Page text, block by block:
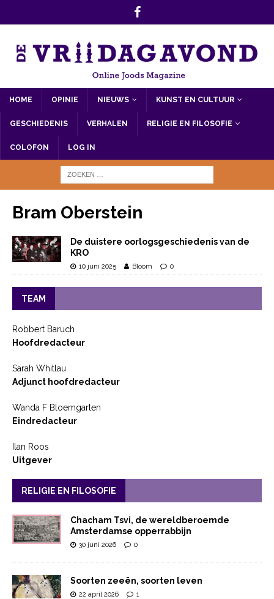
HOME OPINIE NIEUWS KUNST EN CULTUUR
GESCHIEDENIS VERHALEN RELIGIE EN FILOSOFIE
COLOFON LOG IN
Bram Oberstein
De duistere oorlogsgeschiedenis van de
KRO
10 juni 2025 Bloom 0
TEAM
Robbert Baruch
Hoofdredacteur
Sarah Whitlau
Adjunct hoofdredacteur
Wanda F Bloemgarten
Eindredacteur
Ilan Roos
Uitgever
RELIGIE EN FILOSOFIE
Chacham Tsvi, de wereldberoemde
Amsterdamse opperrabbijn
30 juni 2026 0
Soorten zeeën, soorten leven
22 april 2026 1